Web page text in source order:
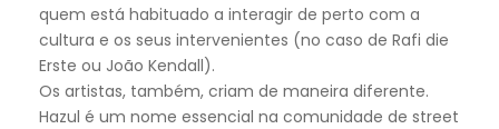
quem está habituado a interagir de perto com a
cultura e os seus intervenientes (no caso de Rafi die
Erste ou João Kendall).
Os artistas, também, criam de maneira diferente.
Hazul é um nome essencial na comunidade de street